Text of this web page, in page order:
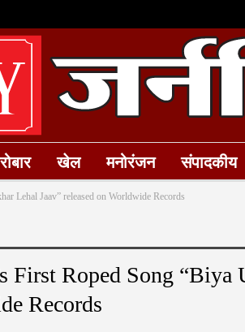
खेल मनोरंजन संपादकीय
Lehal Jaav” released on Worldwide Records
First Roped Song “Biya
Records